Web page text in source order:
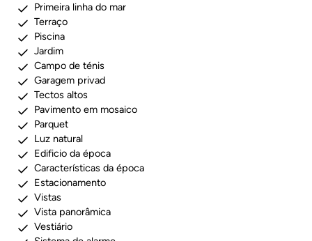
Primeira linha do mar
Terraço
Piscina
Jardim
Campo de ténis
Garagem privad
Tectos altos
Pavimento em mosaico
Parquet
Luz natural
Edificio da época
Características da época
Estacionamento
Vistas
Vista panorâmica
Vestiário